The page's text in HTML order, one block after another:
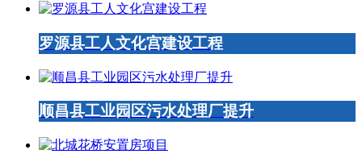
罗源县工人文化宫建设工程
顺昌县工业园区污水处理厂提升